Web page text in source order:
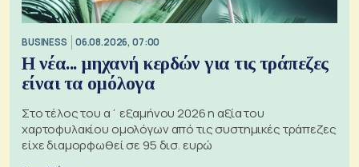
BUSINESS 06.08.2026, 07:00
Η νέα... μηχανή κερδών για τις τράπεζες
είναι τα ομόλογα
Στο τέλος του α΄ εξαμήνου 2026 η αξία του
χαρτοφυλακίου ομολόγων από τις συστημικές τράπεζες
είχε διαμορφωθεί σε 95 δισ. ευρώ